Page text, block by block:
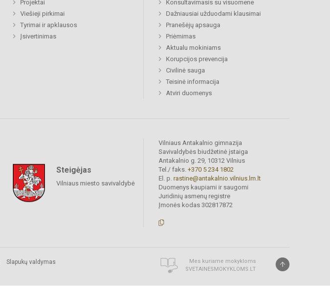
Projektai
Viešieji pirkimai
Tyrimai ir apklausos
Įsivertinimas
Konsultavimasis su visuomene
Dažniausiai užduodami klausimai
Pranešėjų apsauga
Priėmimas
Aktualu mokiniams
Korupcijos prevencija
Civilinė sauga
Teisinė informacija
Atviri duomenys
Steigėjas
Vilniaus miesto savivaldybė
Vilniaus Antakalnio gimnazija
Savivaldybės biudžetinė įstaiga
Antakalnio g. 29, 10312 Vilnius
Tel./ faks. +370 5 234 1802
El. p. rastine@antakalnio.vilnius.lm.lt
Duomenys kaupiami ir saugomi
Juridinių asmenų registre
Įmonės kodas 302817872
Slapukų valdymas
Mes kuriame mokykloms
SVETAINESMOKYKLOMS.LT